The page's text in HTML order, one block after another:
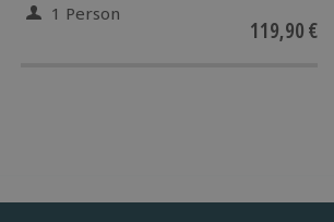
1 Person
119,90 €